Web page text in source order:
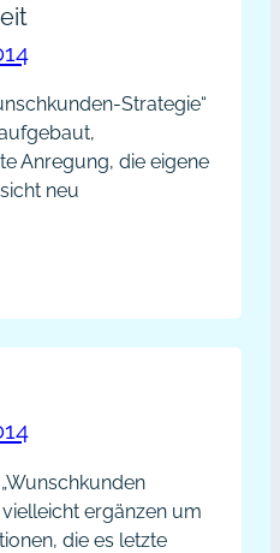
Strategie“
Anregung, die eigene
neu
ergänzen um
die es letzte